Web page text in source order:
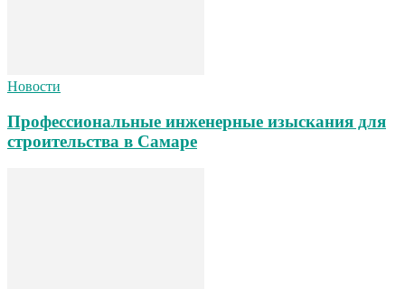
Новости
Профессиональные инженерные изыскания для
строительства в Самаре